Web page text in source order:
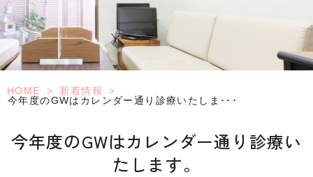
HOME > 新着情報 >
今年度のGWはカレンダー通り診療いたしま･･･
今年度のGWはカレンダー通り診療い
たします。